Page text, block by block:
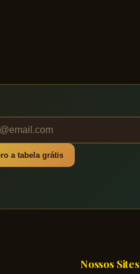
a tabela grátis
Nossos Sites